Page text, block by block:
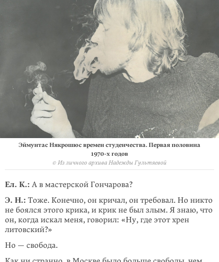
Эймунтас Някрошюс времен студенчества. Первая половина
1970-х годов
© Из личного архива Надежды Гультяевой
Ел. К.: А в мастерской Гончарова?
Э. Н.: Тоже. Конечно, он кричал, он требовал. Но никто
не боялся этого крика, и крик не был злым. Я знаю, что
он, когда искал меня, говорил: «Ну, где этот хрен
литовский?»
Но — свобода.